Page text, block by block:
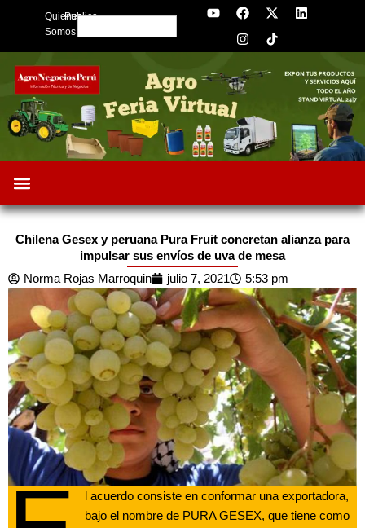
Quienes
Somos
Publica
Search
Y
o
b
e
F
a
c
e
o
o
k
X
-
t
w
t
L
i
d
n
I
n
s
t
g
r
a
Chilena Gesex y peruana Pura Fruit concretan alianza para
impulsar sus envíos de uva de mesa
Norma Rojas Marroquin
julio 7, 2021 5:53 pm
l acuerdo consiste en conformar una exportadora,
bajo el nombre de PURA GESEX, que tiene como